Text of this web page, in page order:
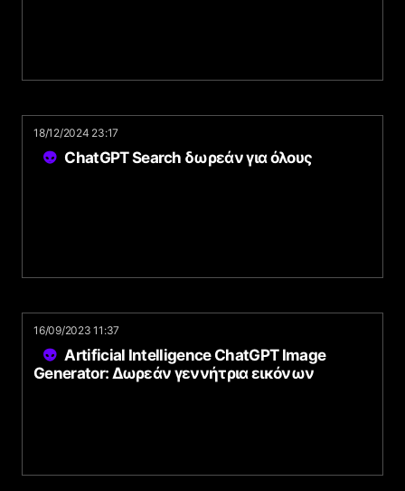
18/12/2024 23:17
ChatGPT Search δωρεάν για όλους
16/09/2023 11:37
Artificial Intelligence ChatGPT Image
Generator: Δωρεάν γεννήτρια εικόνων